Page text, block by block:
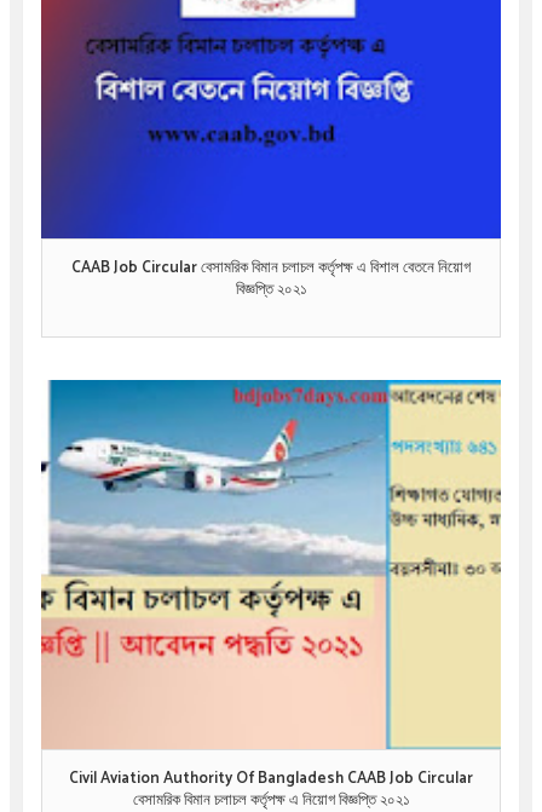
CAAB Job Circular বেসামরিক বিমান চলাচল কর্তৃপক্ষ এ বিশাল বেতনে নিয়োগ
বিজ্ঞপ্তি ২০২১
Civil Aviation Authority Of Bangladesh CAAB Job Circular
বেসামরিক বিমান চলাচল কর্তৃপক্ষ এ নিয়োগ বিজ্ঞপ্তি ২০২১